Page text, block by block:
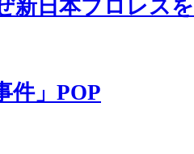
新日本プロレ
件」POP